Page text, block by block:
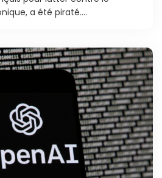
a été piraté....